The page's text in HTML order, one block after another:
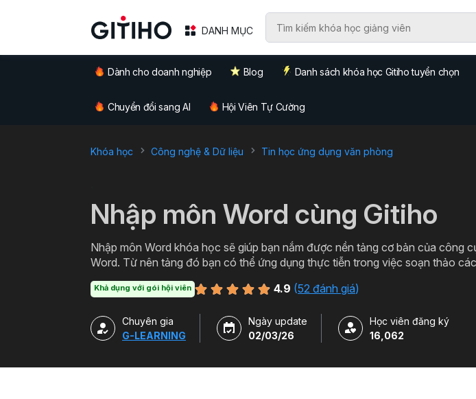
DANH MỤC
Dành cho doanh nghiệp Blog Danh sách khóa học Gitiho tuyển chọn
Chuyển đổi sang AI Hội Viên Tự Cường
Khóa học Công nghệ & Dữ liệu Tin học ứng dụng văn phòng
Nhập môn Word cùng Gitiho
Nhập môn Word khóa học sẽ giúp bạn nắm được nền tảng cơ bản của công
Word. Từ nên tảng đó bạn có thể ứng dụng thực tiễn trong việc soạn thảo các loại văn bản từ cơ
Word miễn phí cùng Gitiho ngay hôm nay nào.
Khả dụng với gói hội viên 4.9 (52 đánh giá)
Chuyên gia
G-LEARNING
Ngày update
02/03/26
Học viên đăng ký
16,062